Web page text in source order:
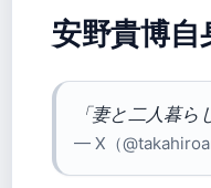
安野貴博
「妻と二人暮ら
— X（